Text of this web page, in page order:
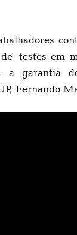
testes em
a garantia
Fernando